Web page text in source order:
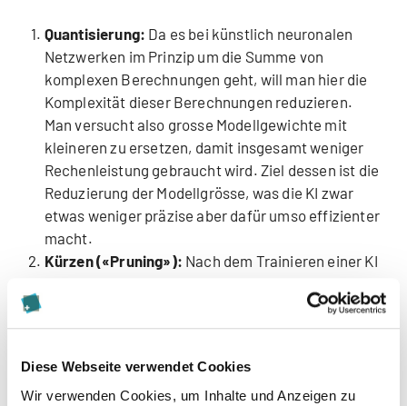
Diese Webseite verwendet Cookies
Wir verwenden Cookies, um Inhalte und Anzeigen zu
Quantisierung: Da es bei künstlich neuronalen
Netzwerken im Prinzip um die Summe von
komplexen Berechnungen geht, will man hier die
Komplexität dieser Berechnungen reduzieren.
Man versucht also grosse Modellgewichte mit
kleineren zu ersetzen, damit insgesamt weniger
Rechenleistung gebraucht wird. Ziel dessen ist die
Reduzierung der Modellgrösse, was die KI zwar
etwas weniger präzise aber dafür umso effizienter
macht.
Kürzen («Pruning»): Nach dem Trainieren einer KI
zwischen ihnen wesentlich wichtiger als andere.
Man kann sich das ein wenig wie in einem Gehirn
aber nie Fussball spielt, dann sind z.B. die
Neuronen für das Autofahren und für das